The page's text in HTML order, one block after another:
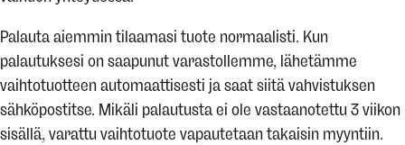
Palauta aiemmin tilaamasi tuote normaalisti. Kun
palautuksesi on saapunut varastollemme, lähetämme
vaihtotuotteen automaattisesti ja saat siitä vahvistuksen
sähköpostitse. Mikäli palautusta ei ole vastaanotettu 3 viikon
sisällä, varattu vaihtotuote vapautetaan takaisin myyntiin.